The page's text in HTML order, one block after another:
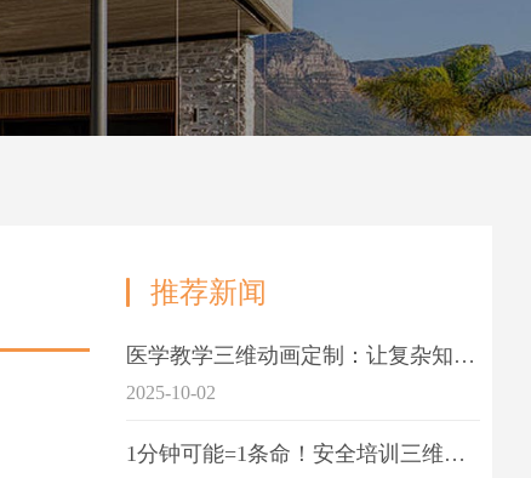
推荐新闻
医学教学三维动画定制：让复杂知识一目了
2025-10-02
1分钟可能=1条命！安全培训三维动画制作成本效益深度拆解